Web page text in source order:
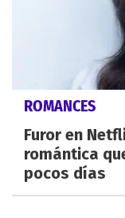
ROMANCES
Furor en
romántica
pocos días